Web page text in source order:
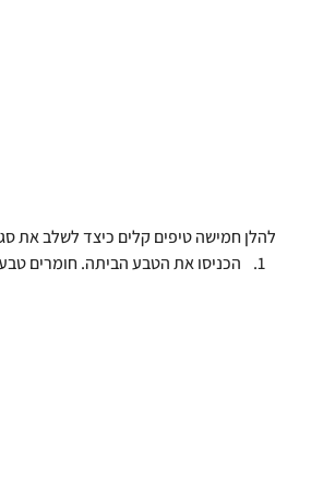
להלן חמישה טיפים קלים כיצד לשלב את
הכניסו את הטבע הביתה. חומרים